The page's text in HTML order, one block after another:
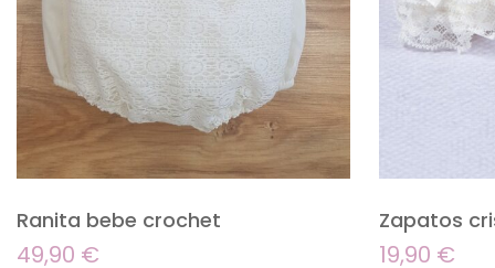
Ranita bebe crochet
49,90 €
Zapatos
19,90 €